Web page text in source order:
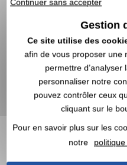
Continuer sans accepter
Gestion
Ce site utilise des
afin de vous proposer une
permettre
personnaliser notre
pouvez contrôler ceux
cliquant sur le
Pour en savoir plus sur les
notre